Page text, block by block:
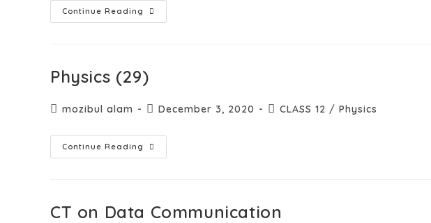
Continue Reading
Physics (29)
mozibul alam December 3, 2020 CLASS 12 / Physics
Continue Reading
CT on Data Communication